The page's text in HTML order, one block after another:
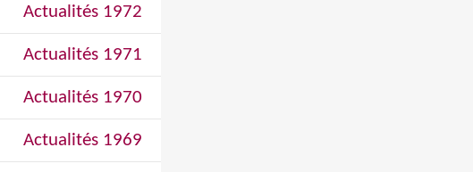
Actualités 1972
Actualités 1971
Actualités 1970
Actualités 1969